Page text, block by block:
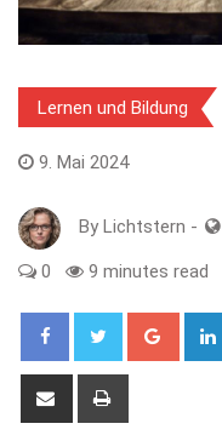
Lernen und Bildung
9. Mai 2024
By Lichtstern -
0 9 minutes read
Share